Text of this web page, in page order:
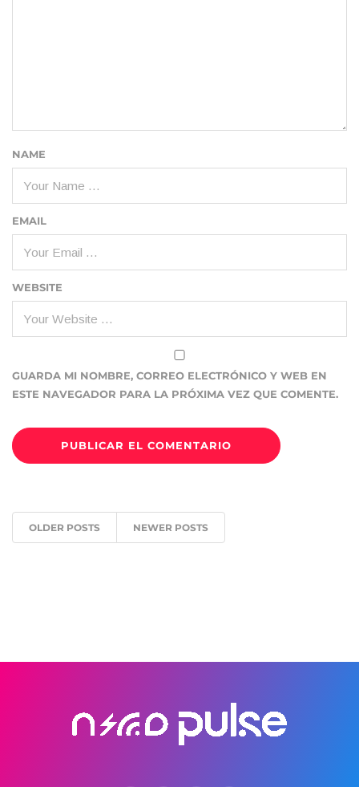
NAME
EMAIL
WEBSITE
GUARDA MI NOMBRE, CORREO ELECTRÓNICO Y WEB EN
ESTE NAVEGADOR PARA LA PRÓXIMA VEZ QUE COMENTE.
OLDER POSTS NEWER POSTS